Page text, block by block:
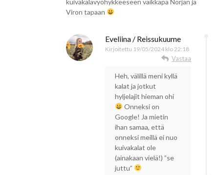
Viron tapaan
Eveliina / Reissukuume
Kirjoitettu 19/05/2024 klo 22:18
Vastaa
Heh, välillä meni kyllä
kalat ja jotkut
hyljelajit hieman ohi
Onneksi on
Google! Ja mietin
ihan samaa, että
onneksi meillä ei nuo
kuivakalat ole
(ainakaan vielä!) ”se
juttu”